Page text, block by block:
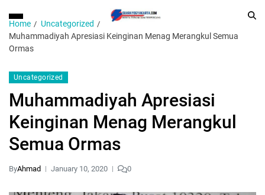
Home
Uncategorized
Muhammadiyah Apresiasi Keinginan Menag Merangkul Semua
Ormas
Uncategorized
Muhammadiyah Apresiasi
Keinginan Menag Merangkul
Semua Ormas
ByAhmad January 10, 2020 0